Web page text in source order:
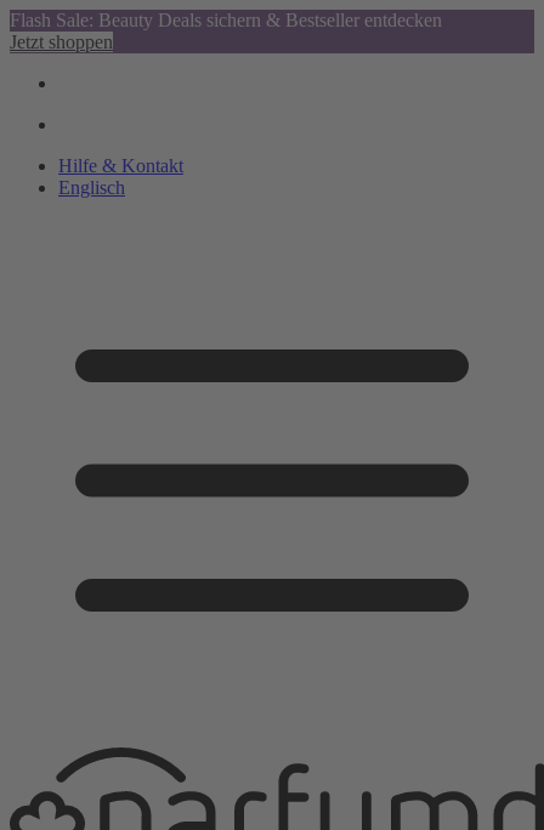
Flash Sale: Beauty Deals sichern & Bestseller entdecken
Jetzt shoppen
Hilfe & Kontakt
Englisch